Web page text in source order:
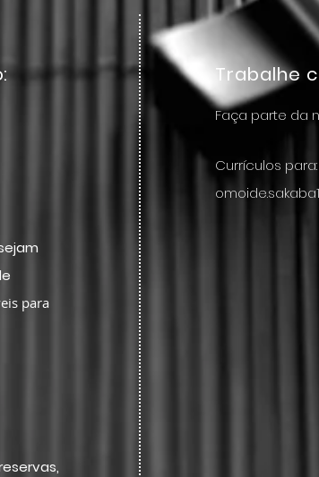
para
Trabalhe
Faça parte da
Currículos para: